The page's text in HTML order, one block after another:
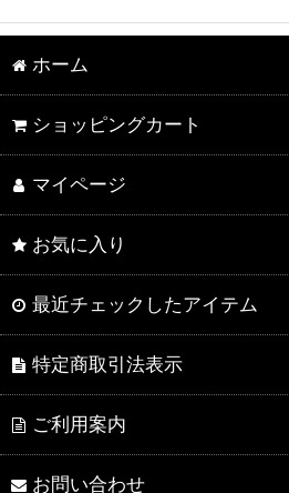
ホーム
ショッピングカート
マイページ
お気に入り
最近チェックしたアイテム
特定商取引法表示
ご利用案内
お問い合わせ